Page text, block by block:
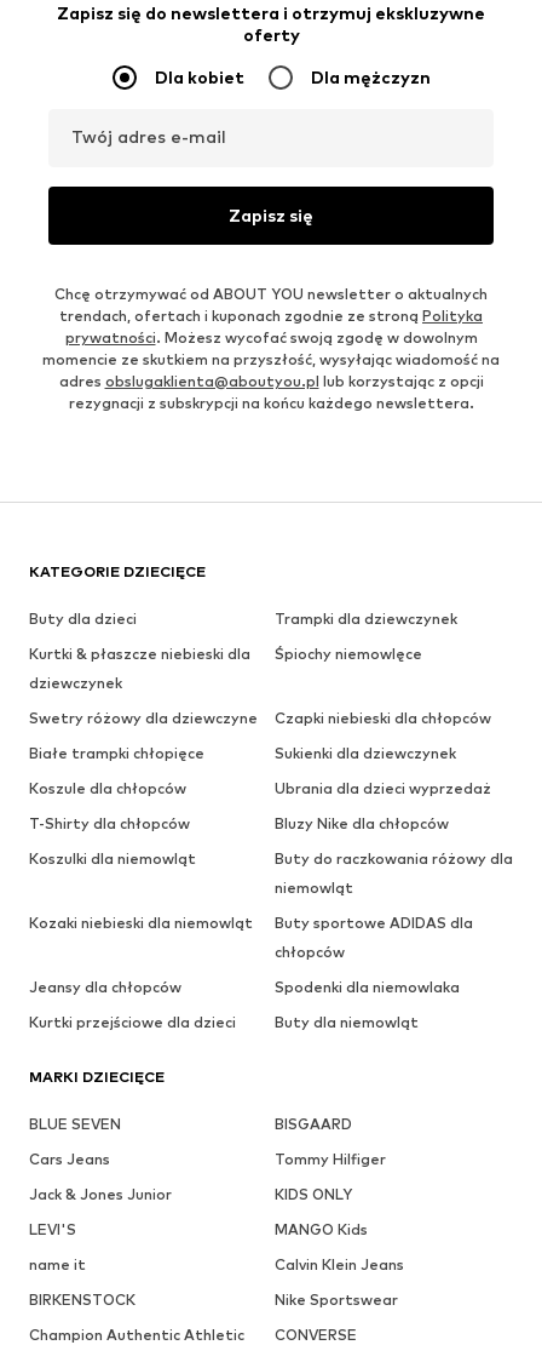
Zapisz się do newslettera i otrzymuj ekskluzywne
oferty
Dla kobiet Dla mężczyzn
Twój adres e-mail
Zapisz się
Chcę otrzymywać od ABOUT YOU newsletter o aktualnych
trendach, ofertach i kuponach zgodnie ze stroną Polityka
prywatności. Możesz wycofać swoją zgodę w dowolnym
momencie ze skutkiem na przyszłość, wysyłając wiadomość na
adres obslugaklienta@aboutyou.pl lub korzystając z opcji
rezygnacji z subskrypcji na końcu każdego newslettera.
KATEGORIE DZIECIĘCE
Buty dla dzieci
Trampki dla dziewczynek
Kurtki & płaszcze niebieski dla
dziewczynek
Śpiochy niemowlęce
Swetry różowy dla dziewczyne
Czapki niebieski dla chłopców
Białe trampki chłopięce
Sukienki dla dziewczynek
Koszule dla chłopców
Ubrania dla dzieci wyprzedaż
T-Shirty dla chłopców
Bluzy Nike dla chłopców
Koszulki dla niemowląt
Buty do raczkowania różowy dla
niemowląt
Kozaki niebieski dla niemowląt
Buty sportowe ADIDAS dla
chłopców
Jeansy dla chłopców
Spodenki dla niemowlaka
Kurtki przejściowe dla dzieci
Buty dla niemowląt
MARKI DZIECIĘCE
BLUE SEVEN
BISGAARD
Cars Jeans
Tommy Hilfiger
Jack & Jones Junior
KIDS ONLY
LEVI'S
MANGO Kids
name it
Calvin Klein Jeans
BIRKENSTOCK
Nike Sportswear
Champion Authentic Athletic
CONVERSE